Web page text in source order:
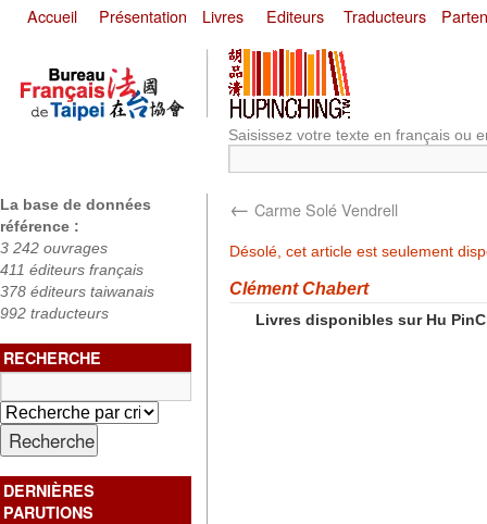
Accueil Présentation Livres Editeurs Traducteurs
Saisissez votre texte en français ou
La base de données
référence :
3 242 ouvrages
411 éditeurs français
378 éditeurs taiwanais
992 traducteurs
RECHERCHE
DERNIÈRES
PARUTIONS
← Carme Solé Vendrell
Désolé, cet article est seulement
Clément Chabert
Livres disponibles sur Hu